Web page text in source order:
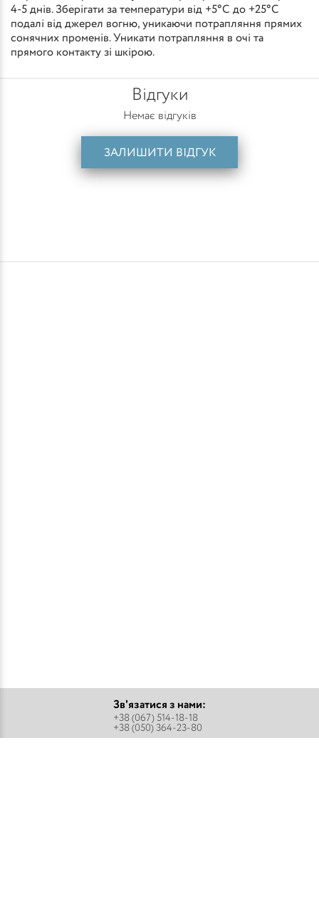
4-5 днів. Зберігати за температури від +5°С до +25°С
подалі від джерел вогню, уникаючи потрапляння прямих
сонячних променів. Уникати потрапляння в очі та
прямого контакту зі шкірою.
Відгуки
Немає відгуків
ЗАЛИШИТИ ВІДГУК
Зв'язатися з нами:
+38 (067) 514-18-18
+38 (050) 364-23-80